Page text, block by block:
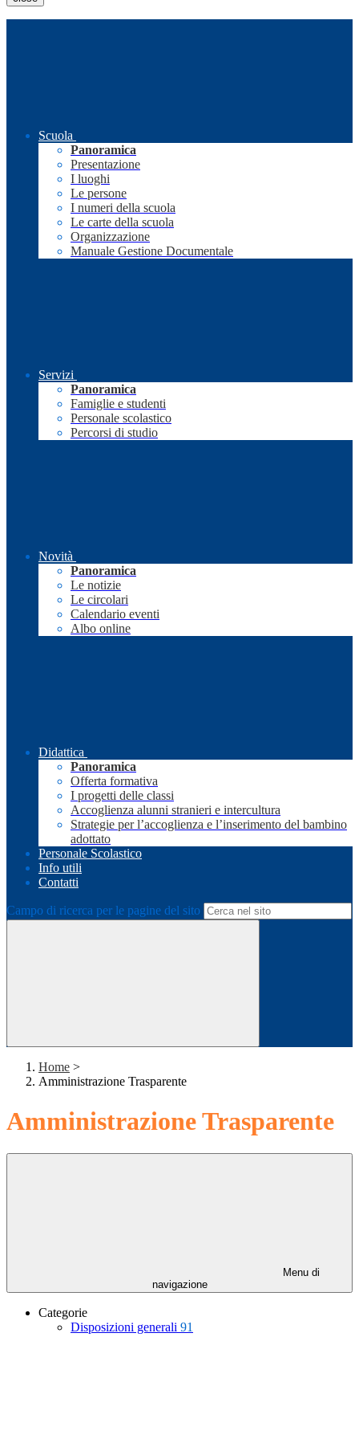
Scuola
Panoramica
Presentazione
I luoghi
Le persone
I numeri della scuola
Le carte della scuola
Organizzazione
Manuale Gestione Documentale
Servizi
Panoramica
Famiglie e studenti
Personale scolastico
Percorsi di studio
Novità
Panoramica
Le notizie
Le circolari
Calendario eventi
Albo online
Didattica
Panoramica
Offerta formativa
I progetti delle classi
Accoglienza alunni stranieri e intercultura
Strategie per l’accoglienza e l’inserimento del bambino
adottato
Personale Scolastico
Info utili
Contatti
Campo di ricerca per le pagine del sito
Home >
Amministrazione Trasparente
Amministrazione Trasparente
Menu di
navigazione
Categorie
Disposizioni generali 91